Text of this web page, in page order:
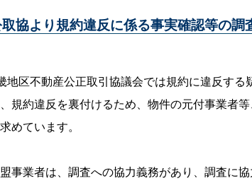
協より規約違反に係る事実確認等の調
地区不動産公正取引協議会では規約に違反す
規約違反を裏付けるため、物件の元付事業者
めています。
事業者は、調査への協力義務があり、調査に